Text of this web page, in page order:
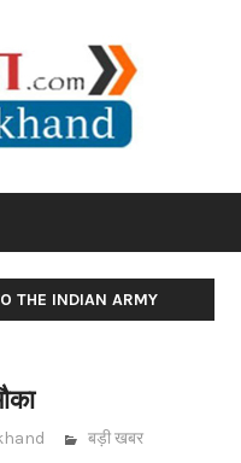
THE INDIAN ARMY
बड़ी खबर